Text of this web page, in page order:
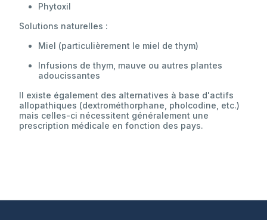
Phytoxil
Solutions naturelles :
Miel (particulièrement le miel de thym)
Infusions de thym, mauve ou autres plantes
adoucissantes
Il existe également des alternatives à base d'actifs
allopathiques (dextrométhorphane, pholcodine, etc.)
mais celles-ci nécessitent généralement une
prescription médicale en fonction des pays.